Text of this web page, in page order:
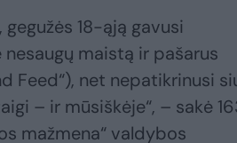
18-ąją gavusi
maistą ir pašarus
Feed“), net nepatikrinusi
– ir mūsiškėje“, – sakė
mažmena“ valdybos